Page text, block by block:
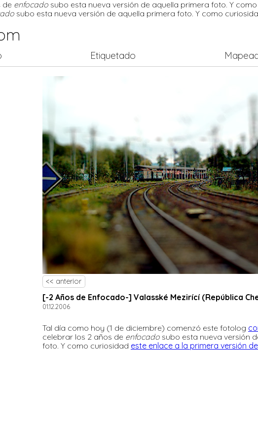
de enfocado subo esta nueva versión de aquella primera foto. Y
subo esta nueva versión de aquella primera foto. Y como
Etiquetado
<< anterior
[-2 Años de Enfocado-] Valasské Mezirí­cí (República
01.12.2006
Tal día como hoy (1 de diciembre) comenzó este fotolog
celebrar los 2 años de enfocado subo esta nueva versión
foto. Y como curiosidad este enlace a la primera versión